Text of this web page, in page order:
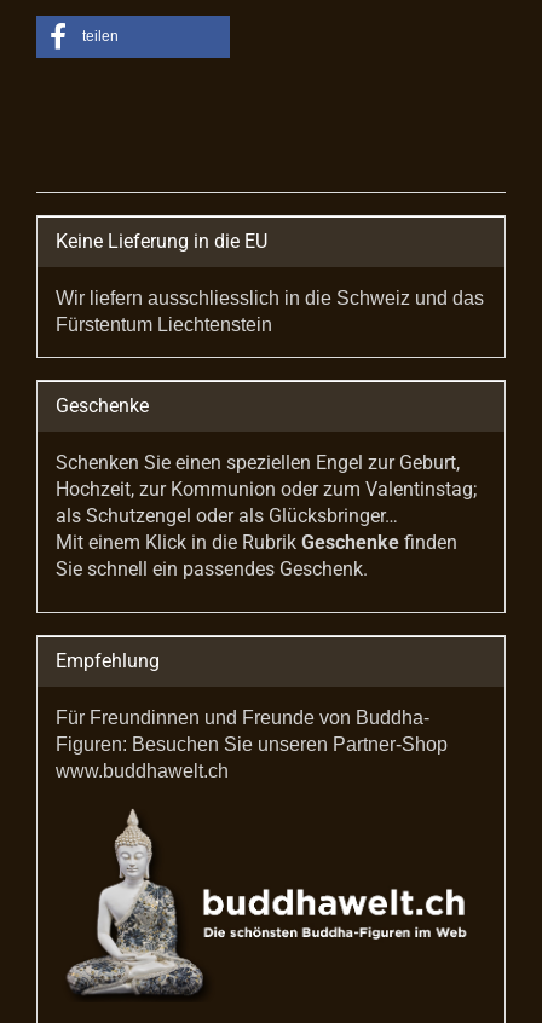
teilen
Keine Lieferung in die EU
Wir liefern ausschliesslich in die Schweiz und das
Fürstentum Liechtenstein
Geschenke
Schenken Sie einen speziellen Engel zur Geburt,
Hochzeit, zur Kommunion oder zum Valentinstag;
als Schutzengel oder als Glücksbringer…
Mit einem Klick in die Rubrik Geschenke finden
Sie schnell ein passendes Geschenk.
Empfehlung
Für Freundinnen und Freunde von Buddha-
Figuren: Besuchen Sie unseren Partner-Shop
www.buddhawelt.ch